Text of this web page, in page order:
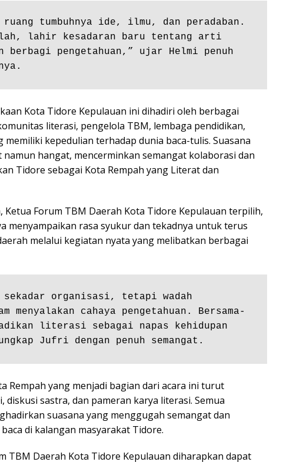
ruang tumbuhnya ide, ilmu, dan peradaban.
lahir kesadaran baru tentang arti
berbagi pengetahuan,” ujar Helmi penuh
Kota Tidore Kepulauan ini dihadiri oleh berbagai
literasi, pengelola TBM, lembaga pendidikan,
kepedulian terhadap dunia baca-tulis. Suasana
hangat, mencerminkan semangat kolaborasi dan
Tidore sebagai Kota Rempah yang Literat dan
Ketua Forum TBM Daerah Kota Tidore Kepulauan terpilih,
menyampaikan rasa syukur dan tekadnya untuk terus
melalui kegiatan nyata yang melibatkan berbagai
sekadar organisasi, tetapi wadah
menyalakan cahaya pengetahuan. Bersama-
literasi sebagai napas kehidupan
Jufri dengan penuh semangat.
Rempah yang menjadi bagian dari acara ini turut
diskusi sastra, dan pameran karya literasi. Semua
suasana yang menggugah semangat dan
di kalangan masyarakat Tidore.
TBM Daerah Kota Tidore Kepulauan diharapkan dapat